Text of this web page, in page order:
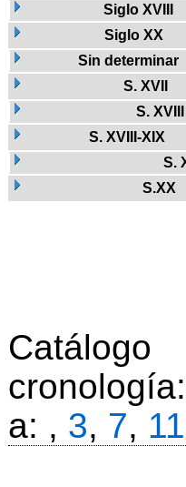
Siglo XVIII
Siglo XX
Sin determinar
S. XVII
S. XVIII
S. XVIII-XIX
S.
S.XX
a: , 3, 7, 11